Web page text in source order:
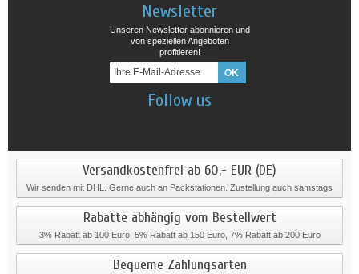
Newsletter
Unseren Newsletter abonnieren und
von speziellen Angeboten
profitieren!
Follow us
Versandkostenfrei ab 60,- EUR (DE)
Wir senden mit DHL. Gerne auch an Packstationen. Zustellung auch samstags
Rabatte abhängig vom Bestellwert
3% Rabatt ab 100 Euro, 5% Rabatt ab 150 Euro, 7% Rabatt ab 200 Euro
Bequeme Zahlungsarten